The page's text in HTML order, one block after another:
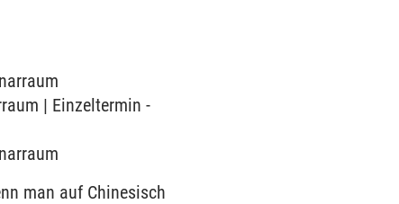
| Einzeltermin -
man auf Chinesisch